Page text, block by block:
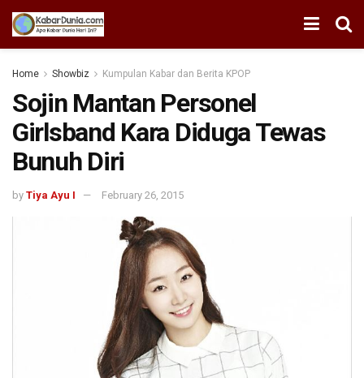
Home Showbiz Kumpulan Kabar dan Berita KPOP
Sojin Mantan Personel
Girlsband Kara Diduga Tewas
Bunuh Diri
by Tiya Ayu I February 26, 2015